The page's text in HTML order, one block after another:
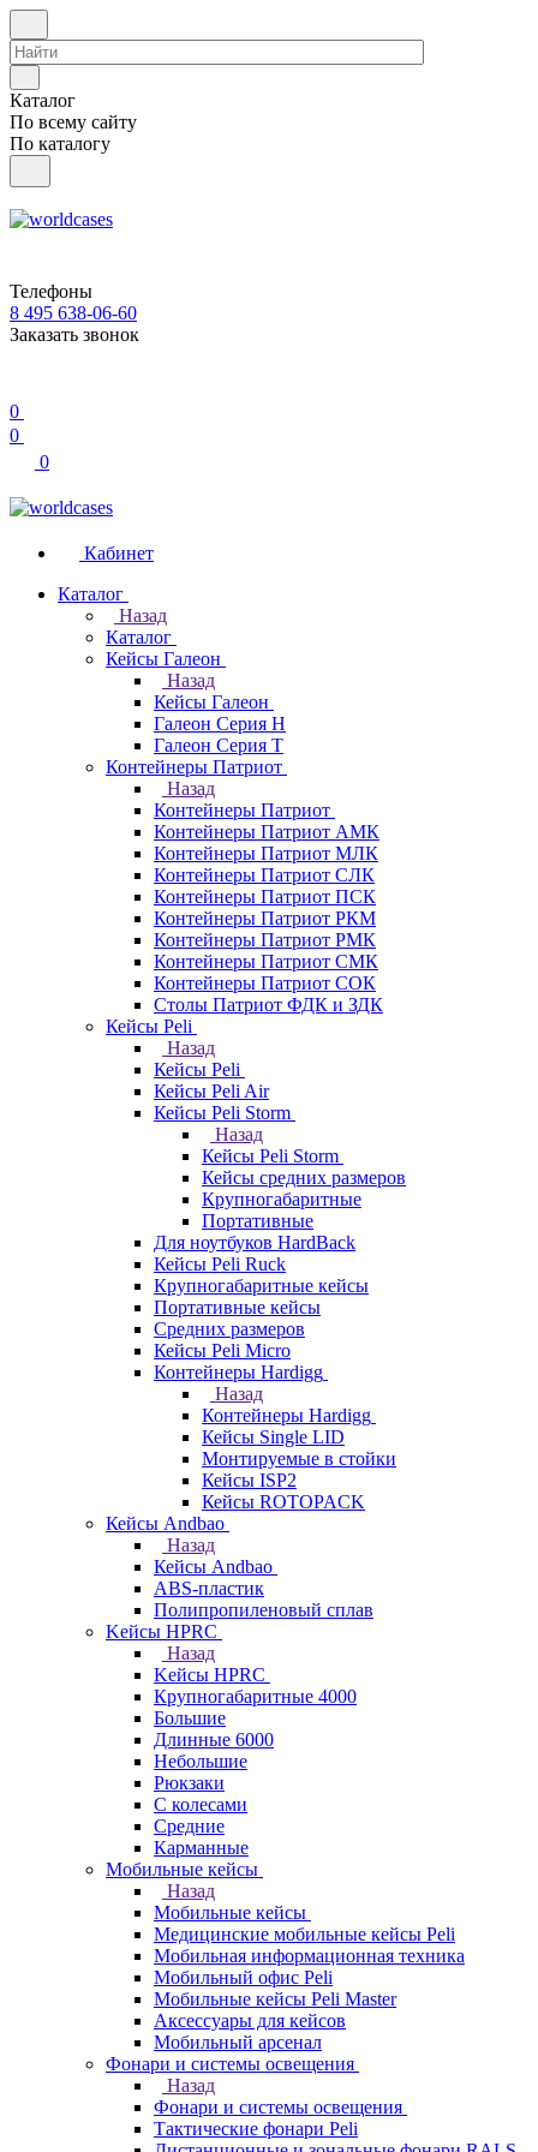
Каталог
По всему сайту
По каталогу
Телефоны
8 495 638-06-60
Заказать звонок
0
0
0
Кабинет
Каталог
Назад
Каталог
Кейсы Галеон
Назад
Кейсы Галеон
Галеон Серия Н
Галеон Серия Т
Контейнеры Патриот
Назад
Контейнеры Патриот
Контейнеры Патриот АМК
Контейнеры Патриот МЛК
Контейнеры Патриот CЛК
Контейнеры Патриот ПСК
Контейнеры Патриот РКМ
Контейнеры Патриот РМК
Контейнеры Патриот СМК
Контейнеры Патриот СОК
Столы Патриот ФДК и ЗДК
Кейсы Peli
Назад
Кейсы Peli
Кейсы Peli Air
Кейсы Peli Storm
Назад
Кейсы Peli Storm
Кейсы средних размеров
Крупногабаритные
Портативные
Для ноутбуков HardBack
Кейсы Peli Ruck
Крупногабаритные кейсы
Портативные кейсы
Средних размеров
Кейсы Peli Micro
Контейнеры Hardigg
Назад
Контейнеры Hardigg
Кейсы Single LID
Монтируемые в стойки
Кейсы ISP2
Кейсы ROTOPACK
Кейсы Andbao
Назад
Кейсы Andbao
ABS-пластик
Полипропиленовый сплав
Kейсы HPRC
Назад
Kейсы HPRC
Крупногабаритные 4000
Большие
Длинные 6000
Небольшие
Рюкзаки
С колесами
Средние
Карманные
Мобильные кейсы
Назад
Мобильные кейсы
Медицинские мобильные кейсы Peli
Мобильная информационная техника
Мобильный офис Peli
Мобильные кейсы Peli Master
Аксессуары для кейсов
Мобильный арсенал
Фонари и системы освещения
Назад
Фонари и системы освещения
Тактические фонари Peli